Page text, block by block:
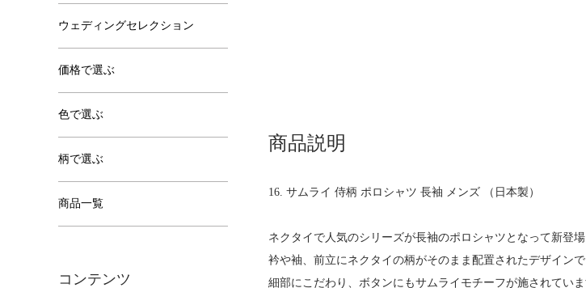
商品説明
16. サムライ 侍柄 ポロシャツ 長袖 メンズ （日本製）
ネクタイで人気のシリーズが長袖のポロシャツとなって新登場
衿や袖、前立にネクタイの柄がそのまま配置されたデザイン
細部にこだわり、ボタンにもサムライモチーフが施されていま
ウェディングセレクション
価格で選ぶ
色で選ぶ
柄で選ぶ
商品一覧
コンテンツ